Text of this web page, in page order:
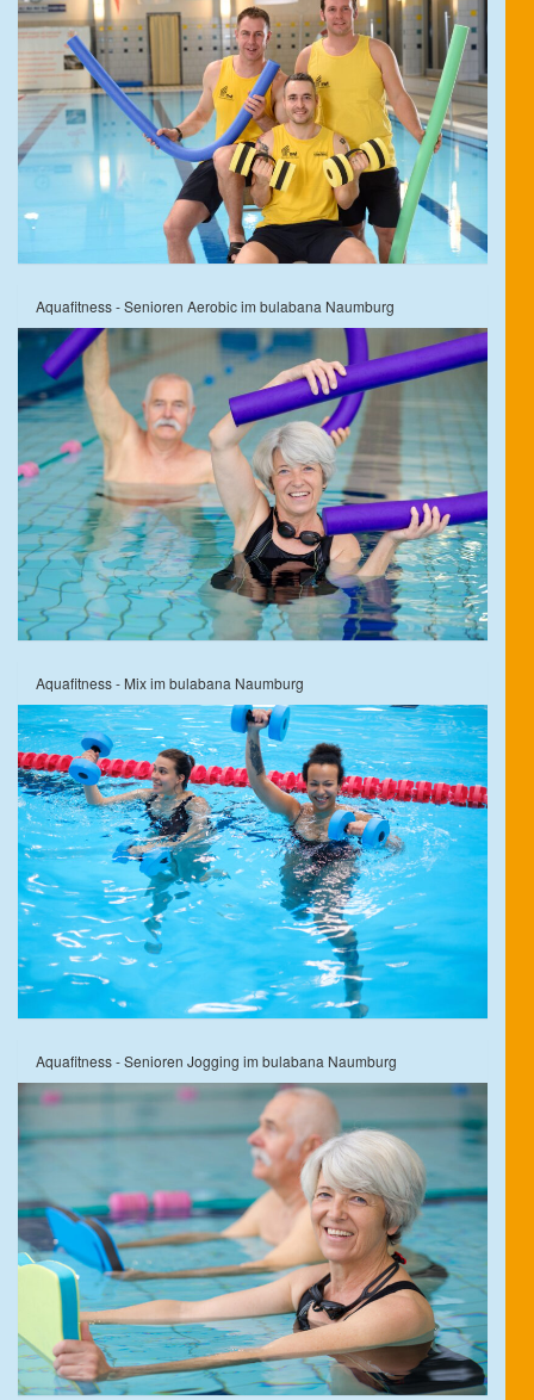
Aquafitness - Senioren Aerobic im bulabana Naumburg
Aquafitness - Mix im bulabana Naumburg
Aquafitness - Senioren Jogging im bulabana Naumburg